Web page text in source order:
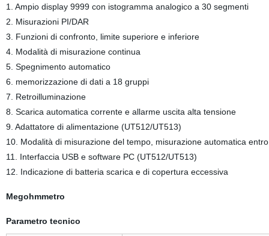
1. Ampio display 9999 con istogramma analogico a 30 segmenti
2. Misurazioni PI/DAR
3. Funzioni di confronto, limite superiore e inferiore
4. Modalità di misurazione continua
5. Spegnimento automatico
6. memorizzazione di dati a 18 gruppi
7. Retroilluminazione
8. Scarica automatica corrente e allarme uscita alta tensione
9. Adattatore di alimentazione (UT512/UT513)
10. Modalità di misurazione del tempo, misurazione automatica
11. Interfaccia USB e software PC (UT512/UT513)
12. Indicazione di batteria scarica e di copertura eccessiva
Megohmmetro
Parametro tecnico